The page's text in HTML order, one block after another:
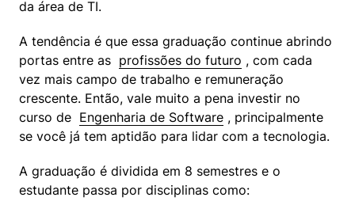
da área de TI.
A tendência é que essa graduação continue abrindo
portas entre as profissões do futuro , com cada
vez mais campo de trabalho e remuneração
crescente. Então, vale muito a pena investir no
curso de Engenharia de Software , principalmente
se você já tem aptidão para lidar com a tecnologia.
A graduação é dividida em 8 semestres e o
estudante passa por disciplinas como: